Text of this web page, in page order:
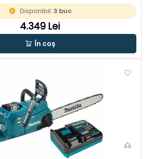
Disponibil: 3 buc
4.349 Lei
În coș